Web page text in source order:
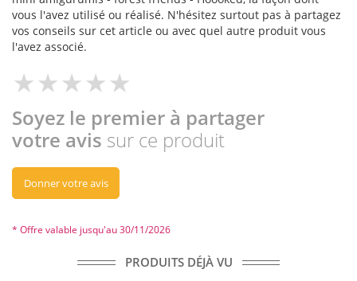
vous l'avez utilisé ou réalisé. N'hésitez surtout pas à partagez
vos conseils sur cet article ou avec quel autre produit vous
l'avez associé.
Soyez le premier à partager
votre avis sur ce produit
Donner votre avis
* Offre valable jusqu'au 30/11/2026
PRODUITS DÉJÀ VU